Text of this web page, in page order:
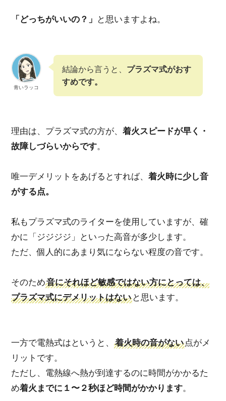
「どっちがいいの？」 と思いますよね。
青いラッコ
結論から言うと、 プラズマ式がおす
すめです。
理由は、プラズマ式の方が、着火スピードが早く・
故障しづらいからです。
唯一デメリットをあげるとすれば、着火時に少し音
がする点。
私もプラズマ式のライターを使用していますが、確
かに 「ジジジジ」といった高音が多少します。
ただ、個人的にあまり気にならない程度の音です。
そのため音にそれほど敏感ではない方にとっては、
プラズマ式にデメリットはない と思います。
一方で電熱式はというと、着火時の音がない点がメ
リットです。
ただし、電熱線へ熱が到達するのに時間がかかるた
め着火までに１〜２秒ほど時間がかかります。